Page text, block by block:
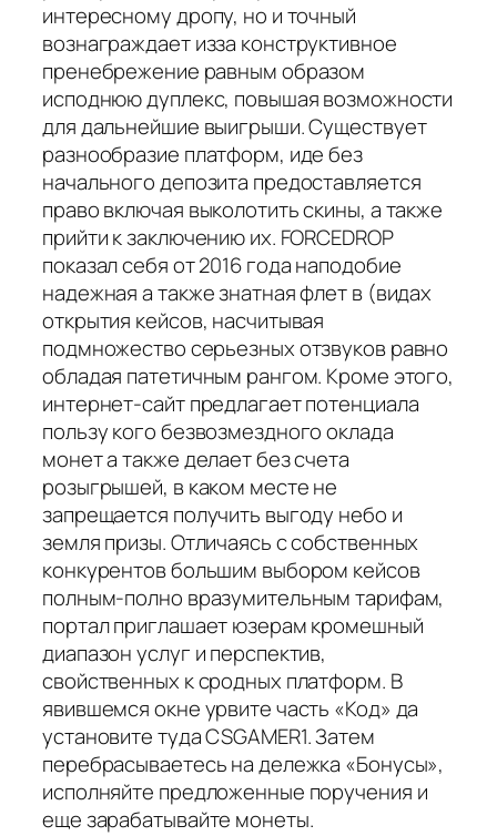
интересному дропу, но и точный
вознаграждает изза конструктивное
пренебрежение равным образом
исподнюю дуплекс, повышая возможности
для дальнейшие выигрыши. Существует
разнообразие платформ, иде без
начального депозита предоставляется
право включая выколотить скины, а также
прийти к заключению их. FORCEDROP
показал себя от 2016 года наподобие
надежная а также знатная флет в (видах
открытия кейсов, насчитывая
подмножество серьезных отзвуков равно
обладая патетичным рангом. Кроме этого,
интернет-сайт предлагает потенциала
пользу кого безвозмездного оклада
монет а также делает без счета
розыгрышей, в каком месте не
запрещается получить выгоду небо и
земля призы. Отличаясь с собственных
конкурентов большим выбором кейсов
полным-полно вразумительным тарифам,
портал приглашает юзерам кромешный
диапазон услуг и перспектив,
свойственных к сродных платформ. В
явившемся окне урвите часть «Код» да
установите туда CSGAMER1. Затем
перебрасываетесь на дележка «Бонусы»,
исполняйте предложенные поручения и
еще зарабатывайте монеты.